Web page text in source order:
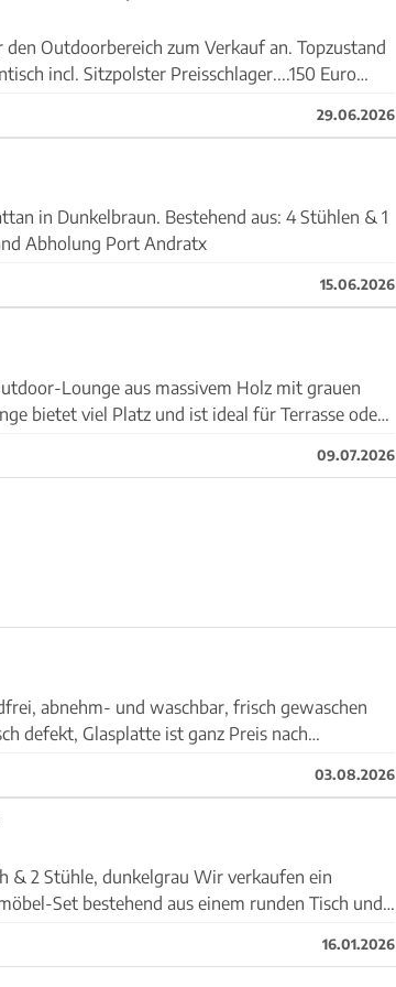
Outdoorbereich zum Verkauf an. Topzustand
incl. Sitzpolster Preisschlager....150 Euro
29.06.2026
in Dunkelbraun. Bestehend aus: 4 Stühlen & 1
Tisch mit Glasplatte Guter Zustand Abholung Port Andratx
15.06.2026
Lounge aus massivem Holz mit grauen
bietet viel Platz und ist ideal für Terrasse oder
09.07.2026
Glasplatte ist ganz Preis nach
03.08.2026
dunkelgrau Wir verkaufen ein
Set bestehend aus einem runden Tisch und
16.01.2026